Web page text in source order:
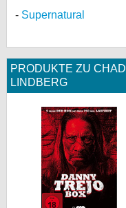
Supernatural
PRODUKTE ZU CHAD
LINDBERG